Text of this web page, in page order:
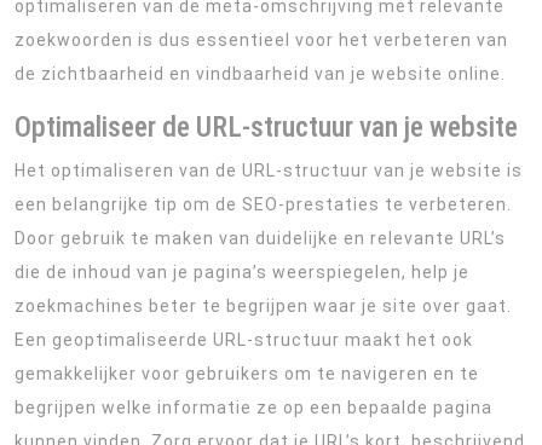
optimaliseren van de meta-omschrijving met relevante
zoekwoorden is dus essentieel voor het verbeteren van
de zichtbaarheid en vindbaarheid van je website online.
Optimaliseer de URL-structuur van je website
Het optimaliseren van de URL-structuur van je website is
een belangrijke tip om de SEO-prestaties te verbeteren.
Door gebruik te maken van duidelijke en relevante URL’s
die de inhoud van je pagina’s weerspiegelen, help je
zoekmachines beter te begrijpen waar je site over gaat.
Een geoptimaliseerde URL-structuur maakt het ook
gemakkelijker voor gebruikers om te navigeren en te
begrijpen welke informatie ze op een bepaalde pagina